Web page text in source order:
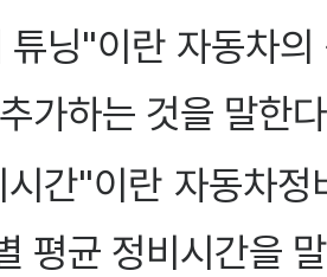
튜닝"이란 자동차
가하는 것을 말한
간"이란 자동차
평균 정비시간을